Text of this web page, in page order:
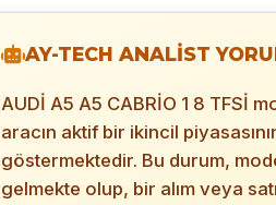
AY-TECH ANALİST
AUDİ A5 A5 CABRİO 1 8 TFSİ
aracın aktif bir ikincil
göstermektedir. Bu durum,
gelmekte olup, bir alım veya